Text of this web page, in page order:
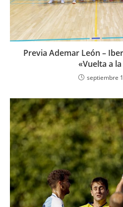
Previa Ademar León –
«Vuelta a
septiembre